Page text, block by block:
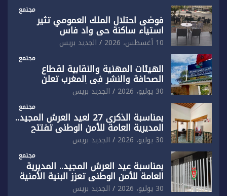
مجتمع
فوضى احتلال الملك العمومي تثير
استياء ساكنة حي واد فاس
10 أغسطس، 2026 الجديد بريس
مجتمع
الهيئات المهنية والنقابية لقطاع
الصحافة والنشر في المغرب تعلن
رفضها القاطع لـ”أي أجندة انتخابية
مُعدة على مقاس سياسي ومصلحي
ضيق”
30 يوليو، 2026 الجديد بريس
مجتمع
بمناسبة الذكرى 27 لعيد العرش المجيد..
المديرية العامة للأمن الوطني تفتتح
المقر الجديد لفرقة الشرطة السياحية
بفاس
30 يوليو، 2026 الجديد بريس
مجتمع
بمناسبة عيد العرش المجيد.. المديرية
العامة للأمن الوطني تعزز البنية الأمنية
بالناظور بإحداث فرقتين جديدتين
30 يوليو، 2026 الجديد بريس